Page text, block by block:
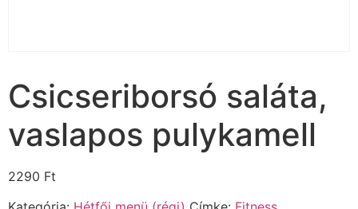
Csicseriborsó saláta,
vaslapos pulykamell
2290 Ft